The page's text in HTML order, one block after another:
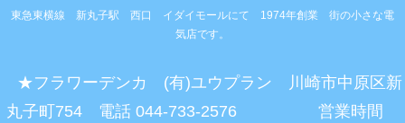
東急東横線 新丸子駅 西口 イダイモールにて 1974年創業 街の小さな電
気店です。
★フラワーデンカ (有)ユウプラン 川崎市中原区新
丸子町754 電話 044-733-2576 営業時間